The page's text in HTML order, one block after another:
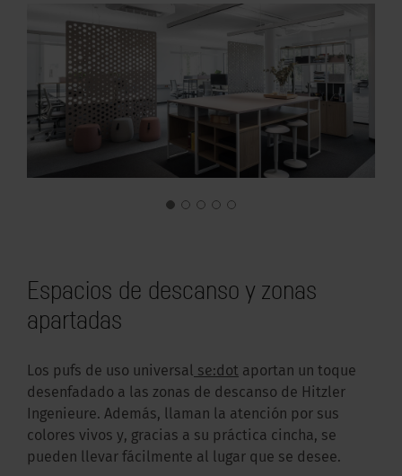
Espacios de descanso y zonas
apartadas
Los pufs de uso universal se:dot aportan un toque
desenfadado a las zonas de descanso de Hitzler
Ingenieure. Además, llaman la atención por sus
colores vivos y, gracias a su práctica cincha, se
pueden llevar fácilmente al lugar que se desee.